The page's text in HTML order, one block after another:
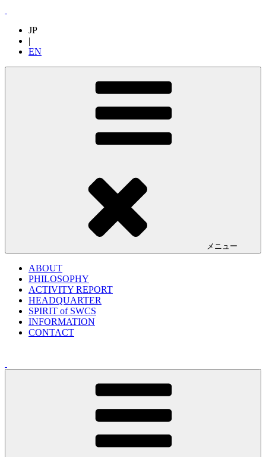
JP
|
EN
メニュー
ABOUT
PHILOSOPHY
ACTIVITY REPORT
HEADQUARTER
SPIRIT of SWCS
INFORMATION
CONTACT